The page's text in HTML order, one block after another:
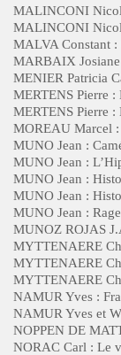
MALINCONI
MALINCONI
MALVA Constant :
MARBAIX
MENIER Patricia
MERTENS Pierre :
MERTENS Pierre :
MOREAU Marcel
MUNO Jean :
MUNO Jean :
MUNO Jean :
MUNO Jean :
MUNO Jean :
MUNOZ ROJAS
MYTTENAERE
MYTTENAERE
MYTTENAERE
NAMUR Yves :
NAMUR Yves et
NOPPEN DE
NORAC Carl : Le